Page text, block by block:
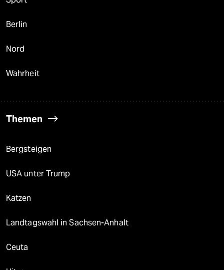
Berlin
Nord
Wahrheit
Themen
Bergsteigen
USA unter Trump
Katzen
Landtagswahl in Sachsen-Anhalt
Ceuta